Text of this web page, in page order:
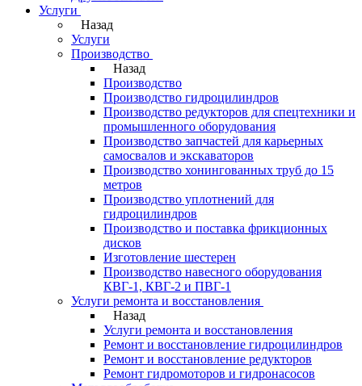
Услуги
Назад
Услуги
Производство
Назад
Производство
Производство гидроцилиндров
Производство редукторов для спецтехники и
промышленного оборудования
Производство запчастей для карьерных
самосвалов и экскаваторов
Производство хонингованных труб до 15
метров
Производство уплотнений для
гидроцилиндров
Производство и поставка фрикционных
дисков
Изготовление шестерен
Производство навесного оборудования
КВГ-1, КВГ-2 и ПВГ-1
Услуги ремонта и восстановления
Назад
Услуги ремонта и восстановления
Ремонт и восстановление гидроцилиндров
Ремонт и восстановление редукторов
Ремонт гидромоторов и гидронасосов